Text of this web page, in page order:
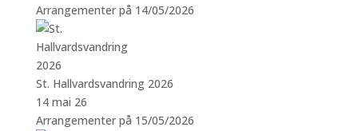
Arrangementer på 14/05/2026
St. Hallvardsvandring 2026
14 mai 26
Arrangementer på 15/05/2026